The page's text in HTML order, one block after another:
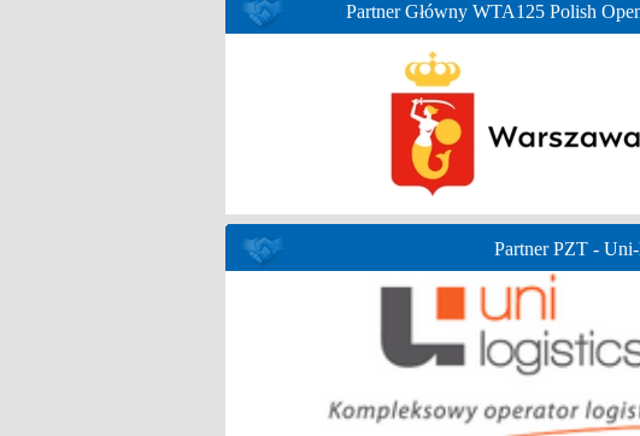
Partner Główny WTA125 Polish
Partner PZT -